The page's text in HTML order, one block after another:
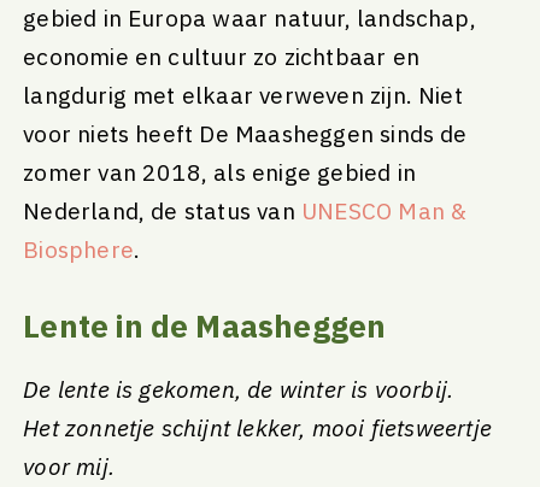
gebied in Europa waar natuur, landschap,
economie en cultuur zo zichtbaar en
langdurig met elkaar verweven zijn. Niet
voor niets heeft De Maasheggen sinds de
zomer van 2018, als enige gebied in
Nederland, de status van UNESCO Man &
Biosphere.
Lente in de Maasheggen
De lente is gekomen, de winter is voorbij.
Het zonnetje schijnt lekker, mooi fietsweertje
voor mij.